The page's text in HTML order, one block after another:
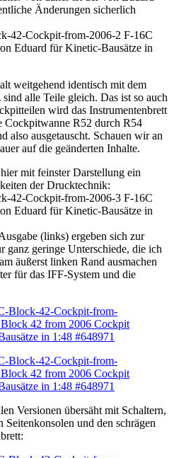
Änderungen sicherlich
weitgehend identisch mit dem
alle Teile gleich. Das ist so auch
wird das Instrumentenbrett
R52 durch R54
also ausgetauscht. Schauen wir an
auf die geänderten Inhalte.
mit feinster Darstellung ein
der Drucktechnik:
(links) ergeben sich zur
ganz geringe Unterschiede, die ich
äußerst linken Rand ausmachen
für das IFF-System und die
Versionen übersäht mit Schaltern,
und den schrägen